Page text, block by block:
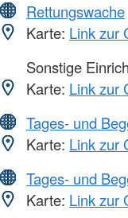
Rettungswache
Karte: Link zur
Sonstige
Karte: Link zur
Tages- und
Karte: Link zur
Tages- und
Karte: Link zur